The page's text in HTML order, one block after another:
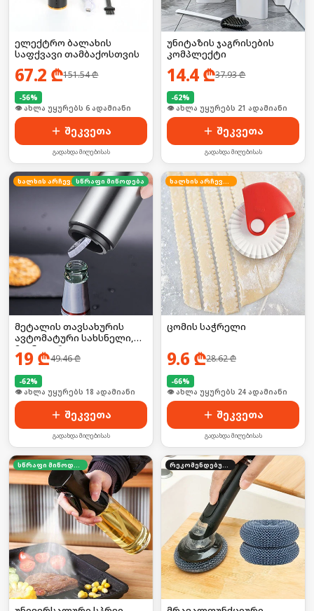
ელექტრო ბალახის
საფქვავი თამბაქოსთვის
67.2 ₾151.54₾
-56%
🛒 ბოლო 24სთ-ში იყიდა 9-მა
შეკვეთა
გადახდა მიღებისას
უნიტაზის ჯაგრისების
კომპლექტი
14.4₾37.93₾
-62%
🛒 ბოლო 24სთ-ში იყიდა 34-მა
შეკვეთა
გადახდა მიღებისას
ხალხის არჩევანისწრაფი მიწოდება
მეტალის თავსახურის
ავტომატური სახსნელი,
მაგნიტური
19 ₾49.46₾
-62%
🛒 ბოლო 24სთ-ში იყიდა 25-მა
შეკვეთა
გადახდა მიღებისას
ხალხის არჩევანი
ცომის საჭრელი
9.6 ₾28.62₾
-66%
🛒 ბოლო 24სთ-ში იყიდა 32-მა
შეკვეთა
გადახდა მიღებისას
სწრაფი მიწოდება რეკომენდებული